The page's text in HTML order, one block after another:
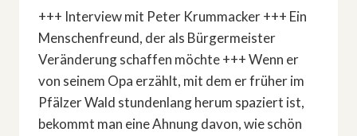
+++ Interview mit Peter Krummacker +++ Ein
Menschenfreund, der als Bürgermeister
Veränderung schaffen möchte +++ Wenn er
von seinem Opa erzählt, mit dem er früher im
Pfälzer Wald stundenlang herum spaziert ist,
bekommt man eine Ahnung davon, wie schön